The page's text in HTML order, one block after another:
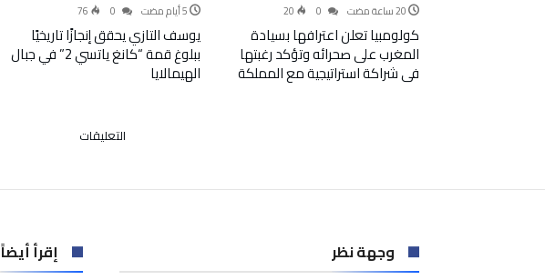
20
كولومبيا تعلن اعترافها بسيادة
المغرب على صحرائه وتؤكد رغبتها
في شراكة استراتيجية مع المملكة
76
يوسف التازي يحقق إنجازًا تاريخيًا
ببلوغ قمة “كانغ ياتسي 2” في جبال
الهيمالايا
التعليقات
الخضراء..
في
مسار
وجهة نظر إقرأ أيضاً